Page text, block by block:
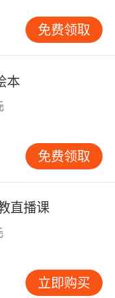
制作你的专属
免费领取
本
免费领取
直播课
立即购买